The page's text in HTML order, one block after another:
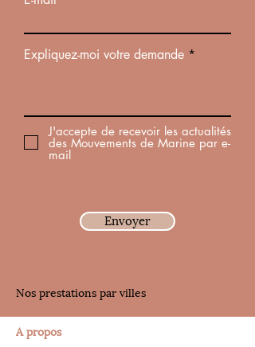
Expliquez-moi votre demande
J'accepte de recevoir les actualités
des Mouvements de Marine par e-
mail
Envoyer
Nos prestations par villes
A propos